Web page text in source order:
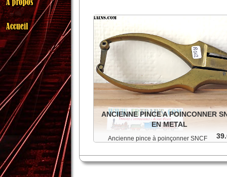
ANCIENNE PINCE A POINCONNER
EN METAL
Ancienne pince à poinçonner SNCF
Détails